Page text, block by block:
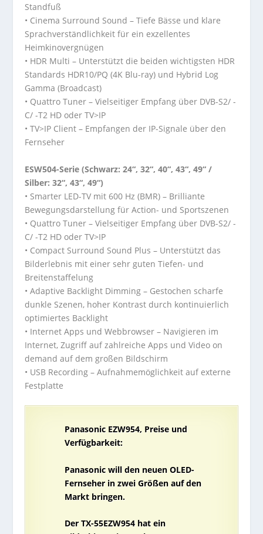
Standfuß
• Cinema Surround Sound – Tiefe Bässe und klare
Sprachverständlichkeit für ein exzellentes
Heimkinovergnügen
• HDR Multi – Unterstützt die beiden wichtigsten HDR
Standards HDR10/PQ (4K Blu-ray) und Hybrid Log
Gamma (Broadcast)
• Quattro Tuner – Vielseitiger Empfang über DVB-S2/ -
C/ -T2 HD oder TV>IP
• TV>IP Client – Empfangen der IP-Signale über den
Fernseher
ESW504-Serie (Schwarz: 24“, 32“, 40“, 43“, 49“ /
Silber: 32“, 43“, 49“)
• Smarter LED-TV mit 600 Hz (BMR) – Brilliante
Bewegungsdarstellung für Action- und Sportszenen
• Quattro Tuner – Vielseitiger Empfang über DVB-S2/ -
C/ -T2 HD oder TV>IP
• Compact Surround Sound Plus – Unterstützt das
Bilderlebnis mit einer sehr guten Tiefen- und
Breitenstaffelung
• Adaptive Backlight Dimming – Gestochen scharfe
dunkle Szenen, hoher Kontrast durch kontinuierlich
optimiertes Backlight
• Internet Apps und Webbrowser – Navigieren im
Internet, Zugriff auf zahlreiche Apps und Video on
demand auf dem großen Bildschirm
• USB Recording – Aufnahmemöglichkeit auf externe
Festplatte
Panasonic EZW954, Preise und
Verfügbarkeit:
Panasonic will den neuen OLED-
Fernseher in zwei Größen auf den
Markt bringen.
Der TX-55EZW954 hat ein